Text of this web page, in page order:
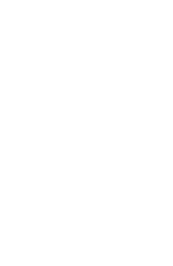
DU-BOIS
vers Paris, les
loisirs en Île-de-
:
confort sur axes